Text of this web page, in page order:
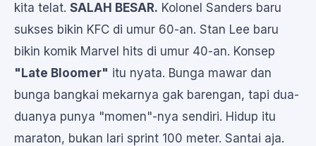
kita telat. SALAH BESAR. Kolonel Sanders baru
sukses bikin KFC di umur 60-an. Stan Lee baru
bikin komik Marvel hits di umur 40-an. Konsep
"Late Bloomer" itu nyata. Bunga mawar dan
bunga bangkai mekarnya gak barengan, tapi dua-
duanya punya "momen"-nya sendiri. Hidup itu
maraton, bukan lari sprint 100 meter. Santai aja.